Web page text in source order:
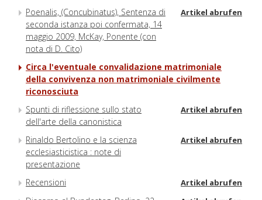
Poenalis, (Concubinatus), Sentenza di
seconda istanza poi confermata, 14
maggio 2009, McKay, Ponente (con
nota di D. Cito)
Artikel abrufen
Circa l'eventuale convalidazione matrimoniale
della convivenza non matrimoniale civilmente
riconosciuta
Spunti di riflessione sullo stato
dell'arte della canonistica
Artikel abrufen
Rinaldo Bertolino e la scienza
ecclesiasticistica : note di
presentazione
Artikel abrufen
Recensioni Artikel abrufen